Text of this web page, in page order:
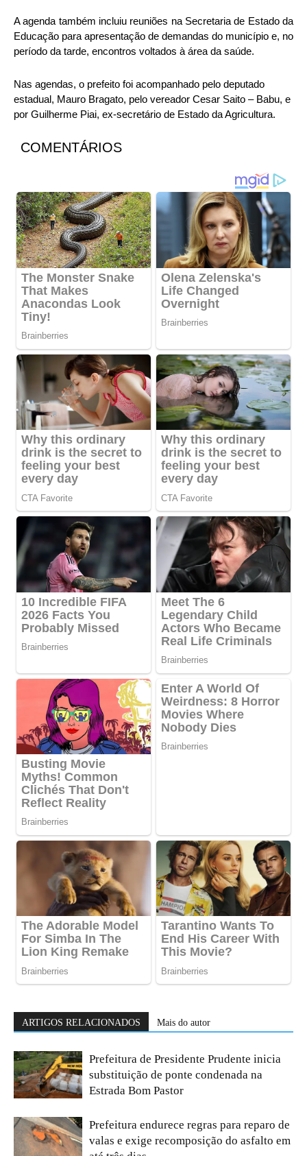
A agenda também incluiu reuniões na Secretaria de Estado da
Educação para apresentação de demandas do município e, no
período da tarde, encontros voltados à área da saúde.
Nas agendas, o prefeito foi acompanhado pelo deputado
estadual, Mauro Bragato, pelo vereador Cesar Saito – Babu, e
por Guilherme Piai, ex-secretário de Estado da Agricultura.
COMENTÁRIOS
ARTIGOS RELACIONADOS Mais do autor
Prefeitura de Presidente Prudente inicia
substituição de ponte condenada na
Estrada Bom Pastor
Prefeitura endurece regras para reparo de
valas e exige recomposição do asfalto em